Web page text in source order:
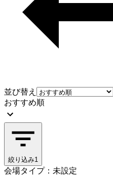
並び替え
おすすめ順
絞り込み1
会場タイプ：未設定